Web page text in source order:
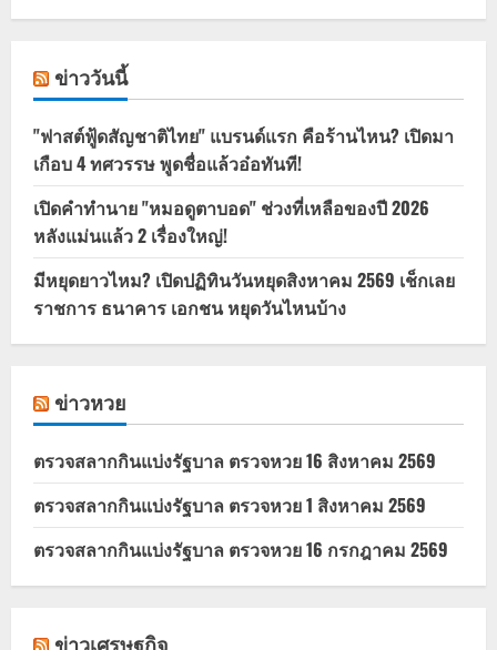
ข่าววันนี้
"ฟาสต์ฟู้ดสัญชาติไทย" แบรนด์แรก คือร้านไหน? เปิดมา
เกือบ 4 ทศวรรษ พูดชื่อแล้วอ๋อทันที!
เปิดคำทำนาย "หมอดูตาบอด" ช่วงที่เหลือของปี 2026
หลังแม่นแล้ว 2 เรื่องใหญ่!
มีหยุดยาวไหม? เปิดปฏิทินวันหยุดสิงหาคม 2569 เช็กเลย
ราชการ ธนาคาร เอกชน หยุดวันไหนบ้าง
ข่าวหวย
ตรวจสลากกินแบ่งรัฐบาล ตรวจหวย 16 สิงหาคม 2569
ตรวจสลากกินแบ่งรัฐบาล ตรวจหวย 1 สิงหาคม 2569
ตรวจสลากกินแบ่งรัฐบาล ตรวจหวย 16 กรกฎาคม 2569
ข่าวเศรษฐกิจ